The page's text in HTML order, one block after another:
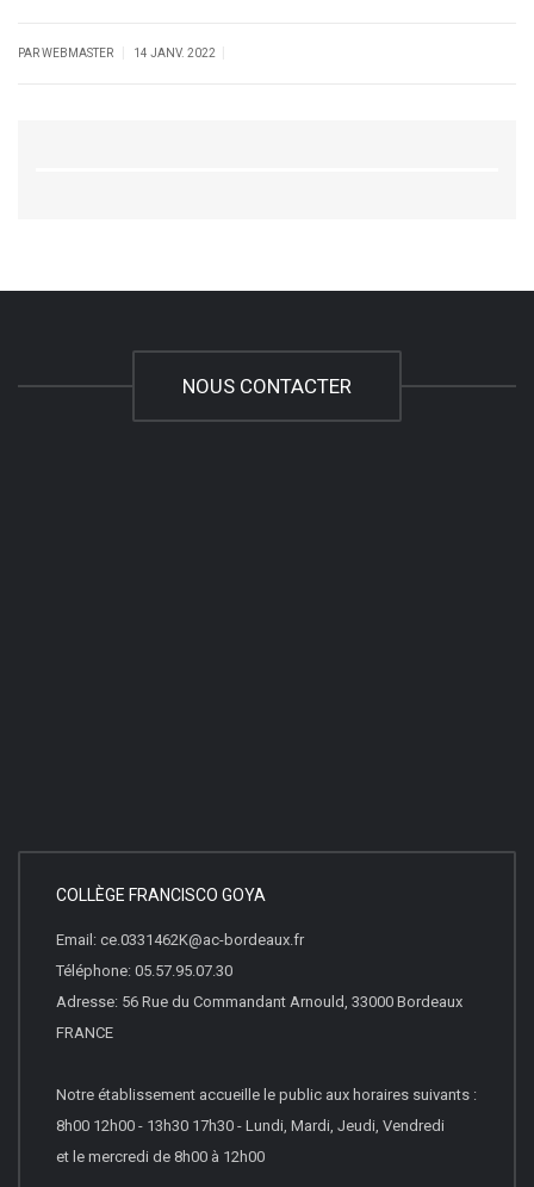
PAR WEBMASTER 14 JANV. 2022
NOUS CONTACTER
COLLÈGE FRANCISCO GOYA
Email: ce.0331462K@ac-bordeaux.fr
Téléphone: 05.57.95.07.30
Adresse: 56 Rue du Commandant Arnould, 33000 Bordeaux
FRANCE
Notre établissement accueille le public aux horaires suivants :
8h00 12h00 - 13h30 17h30 - Lundi, Mardi, Jeudi, Vendredi
et le mercredi de 8h00 à 12h00